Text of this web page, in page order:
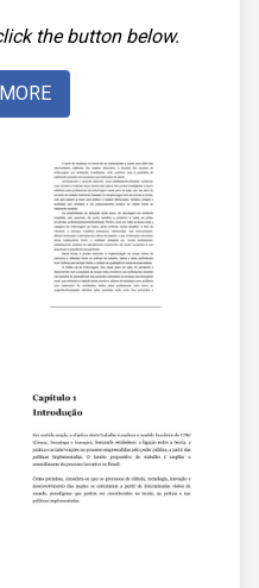
the button below.